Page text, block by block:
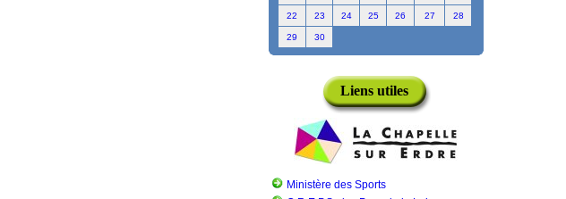
22 23 24 25 26 27 28
29 30
Liens utiles
Ministère des Sports